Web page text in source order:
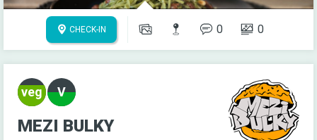
CHECK-IN 0 0
MEZI BULKY